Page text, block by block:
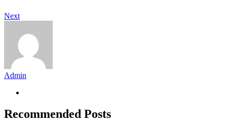
Next
Admin
Recommended Posts